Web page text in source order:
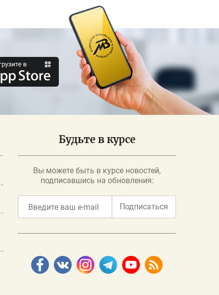
Будьте в курсе
Вы можете быть в курсе новостей,
подписавшись на обновления:
Подписаться